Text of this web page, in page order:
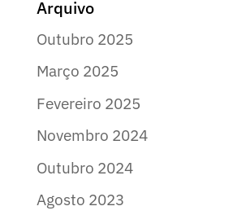
Arquivo
Outubro 2025
Março 2025
Fevereiro 2025
Novembro 2024
Outubro 2024
Agosto 2023